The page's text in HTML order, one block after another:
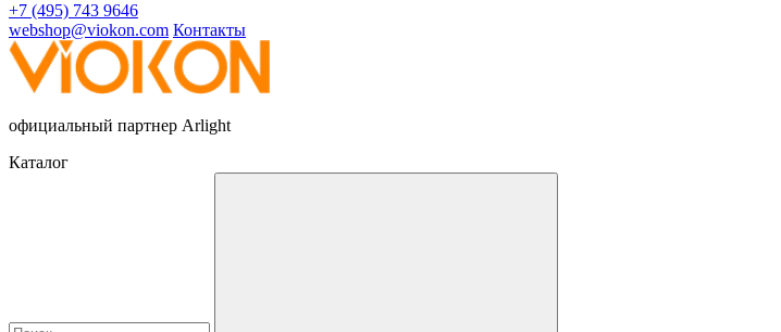
+7 (495) 743 9646
webshop@viokon.com Контакты
официальный партнер Arlight
Каталог